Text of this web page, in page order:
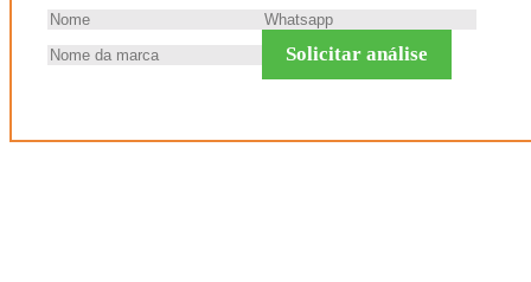
Solicitar análise